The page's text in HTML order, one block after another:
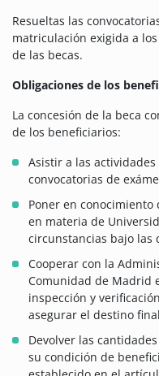
Resueltas las
matriculación exigida a
de las becas.
Obligaciones de los
La concesión de la beca
de los beneficiarios:
Asistir a las
convocatorias de
Poner en
en materia de
circunstancias bajo las
Cooperar con la
Comunidad de Madrid
inspección y
asegurar el destino
Devolver las
su condición de